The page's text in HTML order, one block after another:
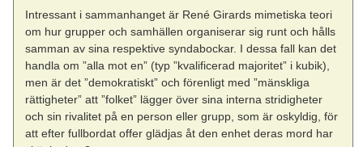
Intressant i sammanhanget är René Girards mimetiska teori
om hur grupper och samhällen organiserar sig runt och hålls
samman av sina respektive syndabockar. I dessa fall kan det
handla om ”alla mot en” (typ ”kvalificerad majoritet” i kubik),
men är det ”demokratiskt” och förenligt med ”mänskliga
rättigheter” att ”folket” lägger över sina interna stridigheter
och sin rivalitet på en person eller grupp, som är oskyldig, för
att efter fullbordat offer glädjas åt den enhet deras mord har